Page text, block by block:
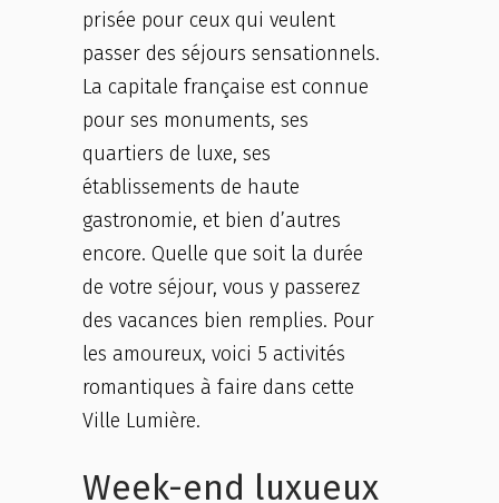
prisée pour ceux qui veulent
passer des séjours sensationnels.
La capitale française est connue
pour ses monuments, ses
quartiers de luxe, ses
établissements de haute
gastronomie, et bien d’autres
encore. Quelle que soit la durée
de votre séjour, vous y passerez
des vacances bien remplies. Pour
les amoureux, voici 5 activités
romantiques à faire dans cette
Ville Lumière.
Week-end luxueux